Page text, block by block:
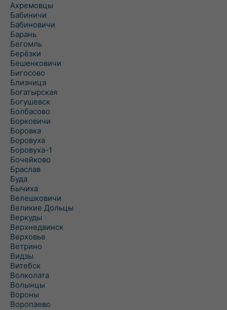
Ахремовцы
Бабиничи
Бабиновичи
Барань
Бегомль
Берёзки
Бешенковичи
Бигосово
Близница
Богатырская
Богушевск
Болбасово
Борковичи
Боровка
Боровуха
Боровуха-1
Бочейково
Браслав
Буда
Бычиха
Велешковичи
Великие Дольцы
Веркуды
Верхнедвинск
Верховье
Ветрино
Видзы
Витебск
Волколата
Волынцы
Вороны
Воропаево